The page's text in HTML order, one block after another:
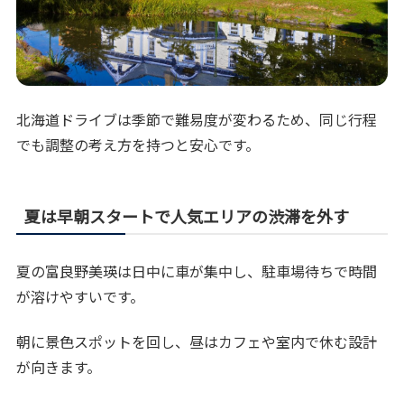
北海道ドライブは季節で難易度が変わるため、同じ行程
でも調整の考え方を持つと安心です。
夏は早朝スタートで人気エリアの渋滞を外す
夏の富良野美瑛は日中に車が集中し、駐車場待ちで時間
が溶けやすいです。
朝に景色スポットを回し、昼はカフェや室内で休む設計
が向きます。